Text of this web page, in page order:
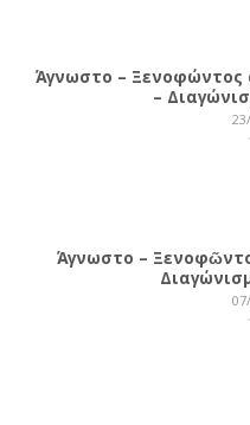
Άγνωστο – Ξενοφώντος
–
Άγνωστο –